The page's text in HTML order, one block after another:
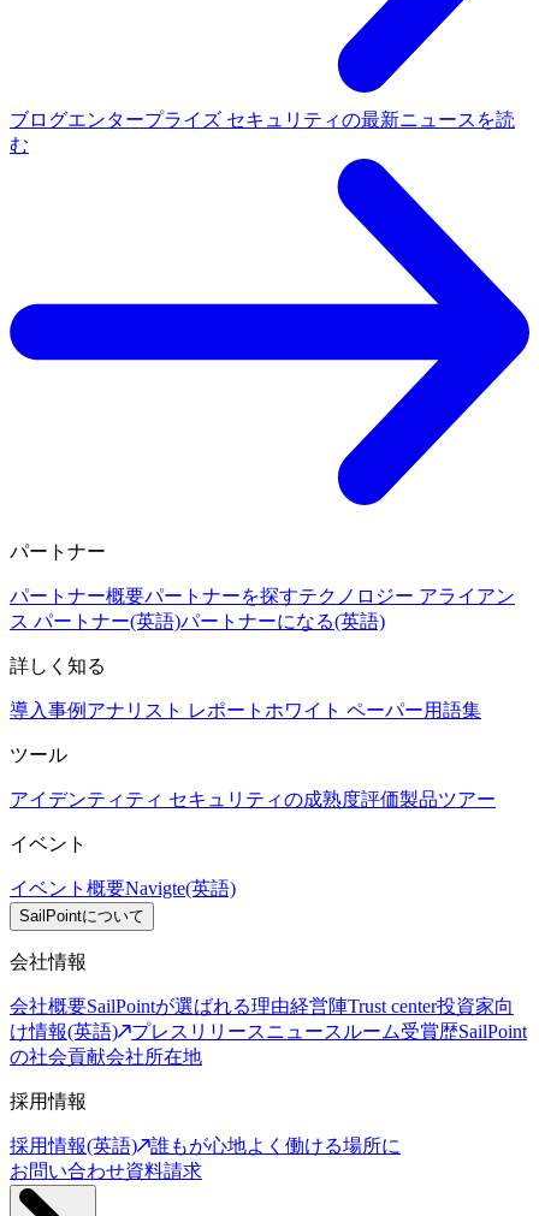
ブログエンタープライズ セキュリティの最新ニュースを読
む
パートナー
パートナー概要パートナーを探すテクノロジー アライアン
ス パートナー(英語)パートナーになる(英語)
詳しく知る
導入事例 アナリスト レポート ホワイト ペーパー用語集
ツール
アイデンティティ セキュリティの成熟度評価製品ツアー
イベント
イベント概要Navigte(英語)
SailPointについて
会社情報
会社概要SailPointが選ばれる理由経営陣Trust center投資家向
け情報(英語)
プレスリリースニュースルーム受賞歴SailPoint
の社会貢献会社所在地
採用情報
採用情報(英語)
誰もが心地よく働ける場所に
お問い合わせ資料請求